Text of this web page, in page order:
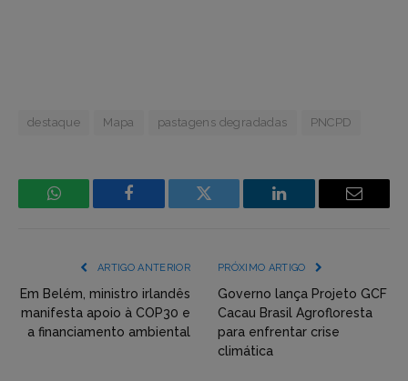
destaque Mapa pastagens degradadas PNCPD
WhatsApp Facebook
Incorpore
(YouTube,
Twitter,
Flickr
etc)
LinkedIn Email
ARTIGO ANTERIOR
Em Belém, ministro irlandês
manifesta apoio à COP30 e
a financiamento ambiental
PRÓXIMO ARTIGO
Governo lança Projeto GCF
Cacau Brasil Agrofloresta
para enfrentar crise
climática